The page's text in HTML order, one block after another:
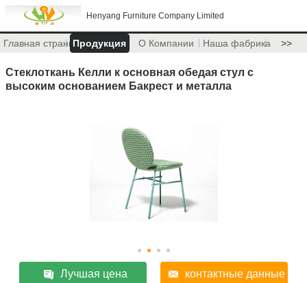
Henyang Furniture Company Limited
Главная страницаПродукция О Компании Наша фабрика >>
Стеклоткань Келли к основная обедая стул с
высоким основанием Бакрест и металла
Лучшая цена контактные данные